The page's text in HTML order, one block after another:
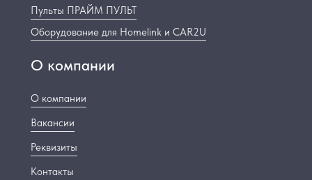
О компании
О компании
Вакансии
Реквизиты
Контакты
Оборудование для Homelink и CAR2U
Пульты ПРАЙМ ПУЛЬТ